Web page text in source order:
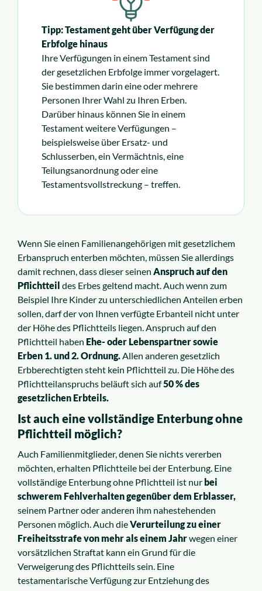
Tipp: Testament geht über Verfügung der
Erbfolge hinaus
Ihre Verfügungen in einem Testament sind
der gesetzlichen Erbfolge immer vorgelagert.
Sie bestimmen darin eine oder mehrere
Personen Ihrer Wahl zu Ihren Erben.
Darüber hinaus können Sie in einem
Testament weitere Verfügungen –
beispielsweise über Ersatz- und
Schlusserben, ein Vermächtnis, eine
Teilungsanordnung oder eine
Testamentsvollstreckung – treffen.
Wenn Sie einen Familienangehörigen mit gesetzlichem
Erbanspruch enterben möchten, müssen Sie allerdings
damit rechnen, dass dieser seinen Anspruch auf den
Pflichtteil des Erbes geltend macht. Auch wenn zum
Beispiel Ihre Kinder zu unterschiedlichen Anteilen erben
sollen, darf der von Ihnen verfügte Erbanteil nicht unter
der Höhe des Pflichtteils liegen. Anspruch auf den
Pflichtteil haben Ehe- oder Lebenspartner sowie
Erben 1. und 2. Ordnung.Allen anderen gesetzlich
Erbberechtigten steht kein Pflichtteil zu. Die Höhe des
Pflichtteilanspruchs beläuft sich auf50 % des
gesetzlichen Erbteils.
Ist auch eine vollständige Enterbung ohne
Pflichtteil möglich?
Auch Familienmitglieder, denen Sie nichts vererben
möchten, erhalten Pflichtteile bei der Enterbung. Eine
vollständige Enterbung ohne Pflichtteil ist nur bei
schwerem Fehlverhalten gegenüber dem Erblasser,
seinem Partner oder anderen ihm nahestehenden
Personen möglich. Auch dieVerurteilung zu einer
Freiheitsstrafe von mehr als einem Jahrwegen einer
vorsätzlichen Straftat kann ein Grund für die
Verweigerung des Pflichtteils sein. Eine
testamentarische Verfügung zur Entziehung des